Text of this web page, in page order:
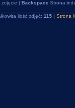
| Backspace Strona
ilość zdjęć: 115| Strona